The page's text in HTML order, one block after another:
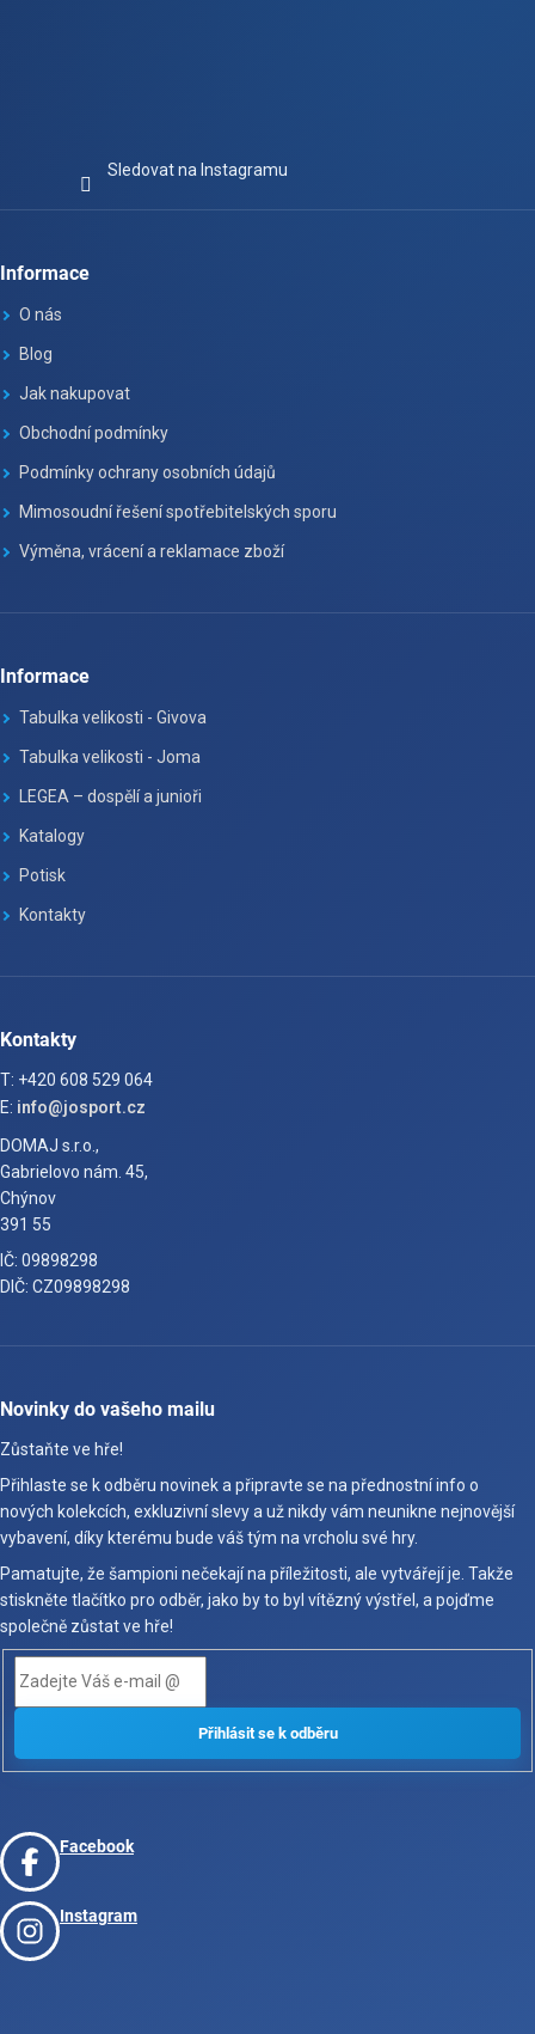
Sledovat na Instagramu
Informace
O nás
Blog
Jak nakupovat
Obchodní podmínky
Podmínky ochrany osobních údajů
Mimosoudní řešení spotřebitelských sporu
Výměna, vrácení a reklamace zboží
Informace
Tabulka velikosti - Givova
Tabulka velikosti - Joma
LEGEA – dospělí a junioři
Katalogy
Potisk
Kontakty
Kontakty
T: +420 608 529 064
E: info@josport.cz
DOMAJ s.r.o.,
Gabrielovo nám. 45,
Chýnov
391 55
IČ: 09898298
DIČ: CZ09898298
Novinky do vašeho mailu
Zůstaňte ve hře!
Přihlaste se k odběru novinek a připravte se na přednostní info o
nových kolekcích, exkluzivní slevy a už nikdy vám neunikne nejnovější
vybavení, díky kterému bude váš tým na vrcholu své hry.
Pamatujte, že šampioni nečekají na příležitosti, ale vytvářejí je. Takže
stiskněte tlačítko pro odběr, jako by to byl vítězný výstřel, a pojďme
společně zůstat ve hře!
Facebook
Instagram